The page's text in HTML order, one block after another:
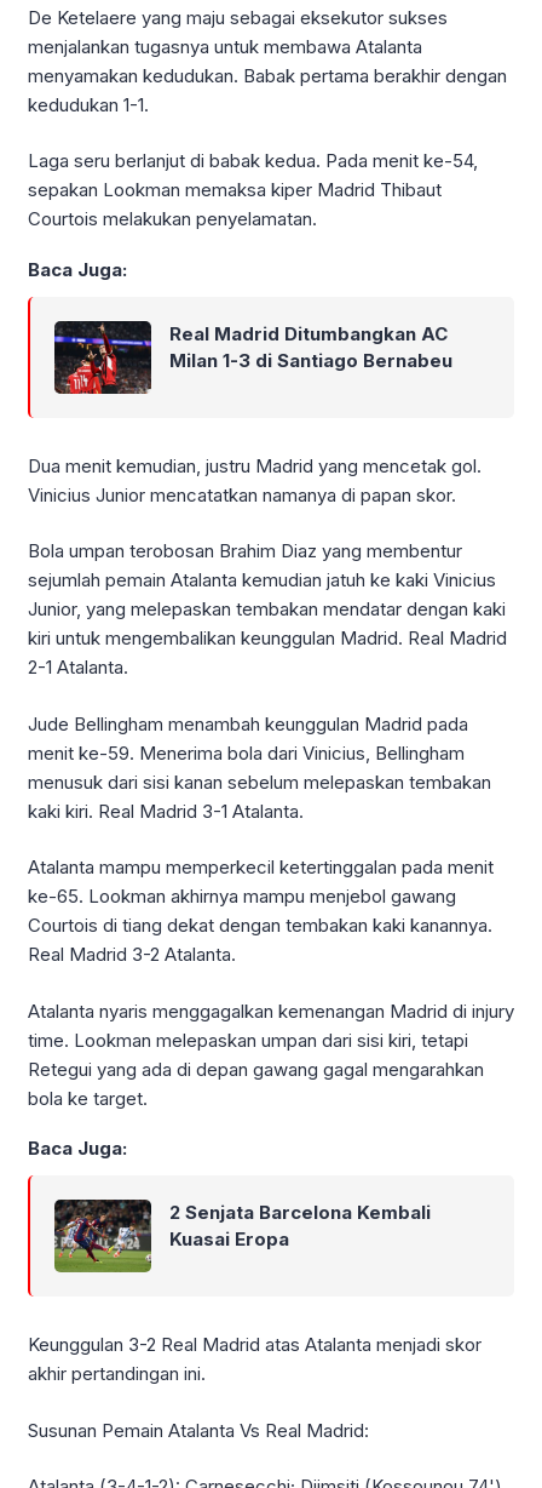
De Ketelaere yang maju sebagai eksekutor sukses
menjalankan tugasnya untuk membawa Atalanta
menyamakan kedudukan. Babak pertama berakhir dengan
kedudukan 1-1.
Laga seru berlanjut di babak kedua. Pada menit ke-54,
sepakan Lookman memaksa kiper Madrid Thibaut
Courtois melakukan penyelamatan.
Baca Juga:
Real Madrid Ditumbangkan AC
Milan 1-3 di Santiago Bernabeu
Dua menit kemudian, justru Madrid yang mencetak gol.
Vinicius Junior mencatatkan namanya di papan skor.
Bola umpan terobosan Brahim Diaz yang membentur
sejumlah pemain Atalanta kemudian jatuh ke kaki Vinicius
Junior, yang melepaskan tembakan mendatar dengan kaki
kiri untuk mengembalikan keunggulan Madrid. Real Madrid
2-1 Atalanta.
Jude Bellingham menambah keunggulan Madrid pada
menit ke-59. Menerima bola dari Vinicius, Bellingham
menusuk dari sisi kanan sebelum melepaskan tembakan
kaki kiri. Real Madrid 3-1 Atalanta.
Atalanta mampu memperkecil ketertinggalan pada menit
ke-65. Lookman akhirnya mampu menjebol gawang
Courtois di tiang dekat dengan tembakan kaki kanannya.
Real Madrid 3-2 Atalanta.
Atalanta nyaris menggagalkan kemenangan Madrid di injury
time. Lookman melepaskan umpan dari sisi kiri, tetapi
Retegui yang ada di depan gawang gagal mengarahkan
bola ke target.
Baca Juga:
2 Senjata Barcelona Kembali
Kuasai Eropa
Keunggulan 3-2 Real Madrid atas Atalanta menjadi skor
akhir pertandingan ini.
Susunan Pemain Atalanta Vs Real Madrid: